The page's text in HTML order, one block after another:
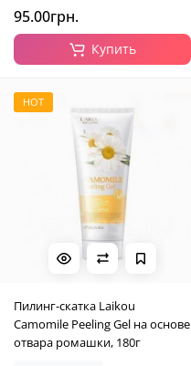
95.00грн.
Купить
HOT
Пилинг-скатка Laikou
Camomile Peeling Gel на основе
отвара ромашки, 180г